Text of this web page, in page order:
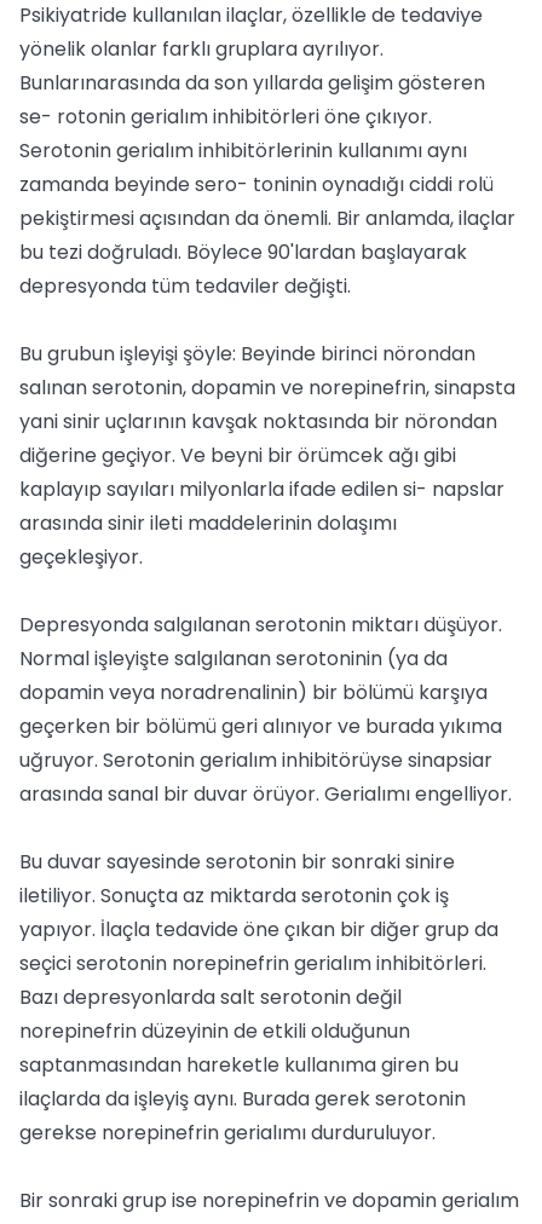
Psikiyatride kullanılan ilaçlar, özellikle de tedaviye
yönelik olanlar farklı gruplara ayrılıyor.
Bunlarınarasında da son yıllarda gelişim gösteren
se- rotonin gerialım inhibitörleri öne çıkıyor.
Serotonin gerialım inhibitörlerinin kullanımı aynı
zamanda beyinde sero- toninin oynadığı ciddi rolü
pekiştirmesi açısından da önemli. Bir anlamda, ilaçlar
bu tezi doğruladı. Böylece 90'lardan başlayarak
depresyonda tüm tedaviler değişti.
Bu grubun işleyişi şöyle: Beyinde birinci nörondan
salınan serotonin, dopamin ve norepinefrin, sinapsta
yani sinir uçlarının kavşak noktasında bir nörondan
diğerine geçiyor. Ve beyni bir örümcek ağı gibi
kaplayıp sayıları milyonlarla ifade edilen si- napslar
arasında sinir ileti maddelerinin dolaşımı
geçekleşiyor.
Depresyonda salgılanan serotonin miktarı düşüyor.
Normal işleyişte salgılanan serotoninin (ya da
dopamin veya noradrenalinin) bir bölümü karşıya
geçerken bir bölümü geri alınıyor ve burada yıkıma
uğruyor. Serotonin gerialım inhibitörüyse sinapsiar
arasında sanal bir duvar örüyor. Gerialımı engelliyor.
Bu duvar sayesinde serotonin bir sonraki sinire
iletiliyor. Sonuçta az miktarda serotonin çok iş
yapıyor. İlaçla tedavide öne çıkan bir diğer grup da
seçici serotonin norepinefrin gerialım inhibitörleri.
Bazı depresyonlarda salt serotonin değil
norepinefrin düzeyinin de etkili olduğunun
saptanmasından hareketle kullanıma giren bu
ilaçlarda da işleyiş aynı. Burada gerek serotonin
gerekse norepinefrin gerialımı durduruluyor.
Bir sonraki grup ise norepinefrin ve dopamin gerialım